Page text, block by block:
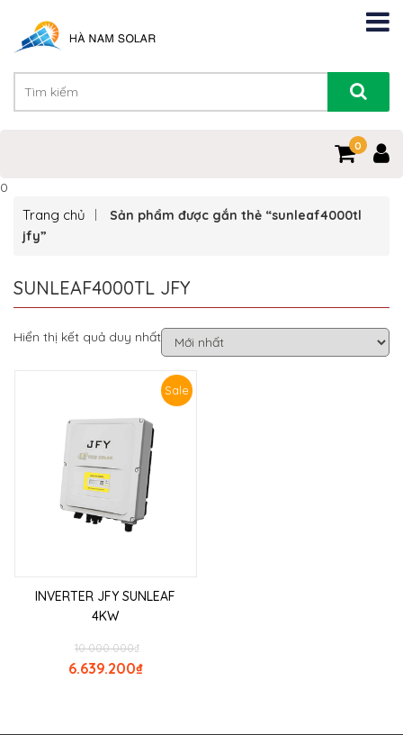
0
0
Trang chủ
Sản phẩm được gắn thẻ “sunleaf4000tl
jfy”
SUNLEAF4000TL JFY
Hiển thị kết quả duy nhất
Sale
INVERTER JFY SUNLEAF
4KW
₫
10.000.000
₫
6.639.200